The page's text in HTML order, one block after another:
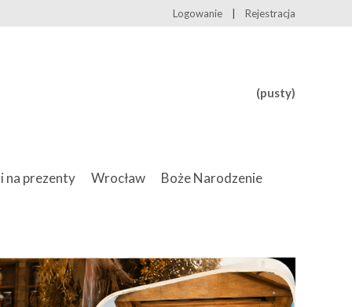
Logowanie Rejestracja
(pusty)
na prezenty Wrocław Boże Narodzenie